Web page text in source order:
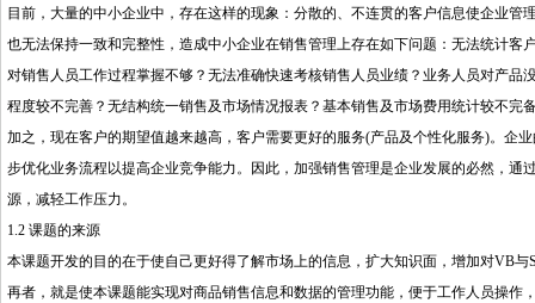
目前，大量的中小企业中，存在这样的现象：分散的、不连贯的客户信息使企业
也无法保持一致和完整性，造成中小企业在销售管理上存在如下问题：无法统计
对销售人员工作过程掌握不够？无法准确快速考核销售人员业绩？业务人员对产
程度较不完善？无结构统一销售及市场情况报表？基本销售及市场费用统计较不完
加之，现在客户的期望值越来越高，客户需要更好的服务(产品及个性化服务)。企
步优化业务流程以提高企业竞争能力。因此，加强销售管理是企业发展的必然，
源，减轻工作压力。
1.2 课题的来源
本课题开发的目的在于使自己更好得了解市场上的信息，扩大知识面，增加对VB
再者，就是使本课题能实现对商品销售信息和数据的管理功能，便于工作人员操作